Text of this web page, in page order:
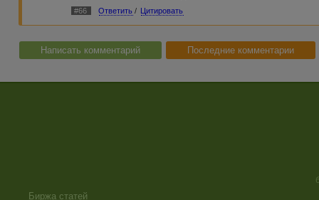
#66 Ответить / Цитировать
Написать комментарий Последние комментарии
Биржа статей